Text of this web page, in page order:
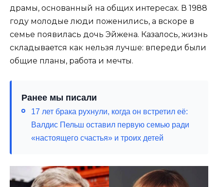
драмы, основанный на общих интересах. В 1988
году молодые люди поженились, а вскоре в
семье появилась дочь Эйжена. Казалось, жизнь
складывается как нельзя лучше: впереди были
общие планы, работа и мечты.
Ранее мы писали
17 лет брака рухнули, когда он встретил её:
Валдис Пельш оставил первую семью ради
«настоящего счастья» и троих детей